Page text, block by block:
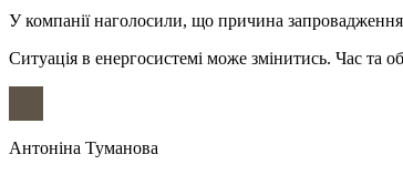
У компанії наголосили, що причина
Ситуація в енергосистемі може змінитись. Час та
Антоніна Туманова